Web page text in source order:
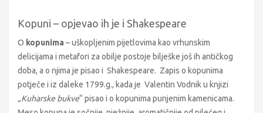
Kopuni – opjevao ih je i Shakespeare
O kopunima – uškopljenim pijetlovima kao vrhunskim
delicijama i metafori za obilje postoje bilješke još ih antičkog
doba, a o njima je pisao i Shakespeare. Zapis o kopunima
potječe i iz daleke 1799.g., kada je Valentin Vodnik u knjizi
„Kuharske bukve“ pisao i o kopunima punjenim kamenicama.